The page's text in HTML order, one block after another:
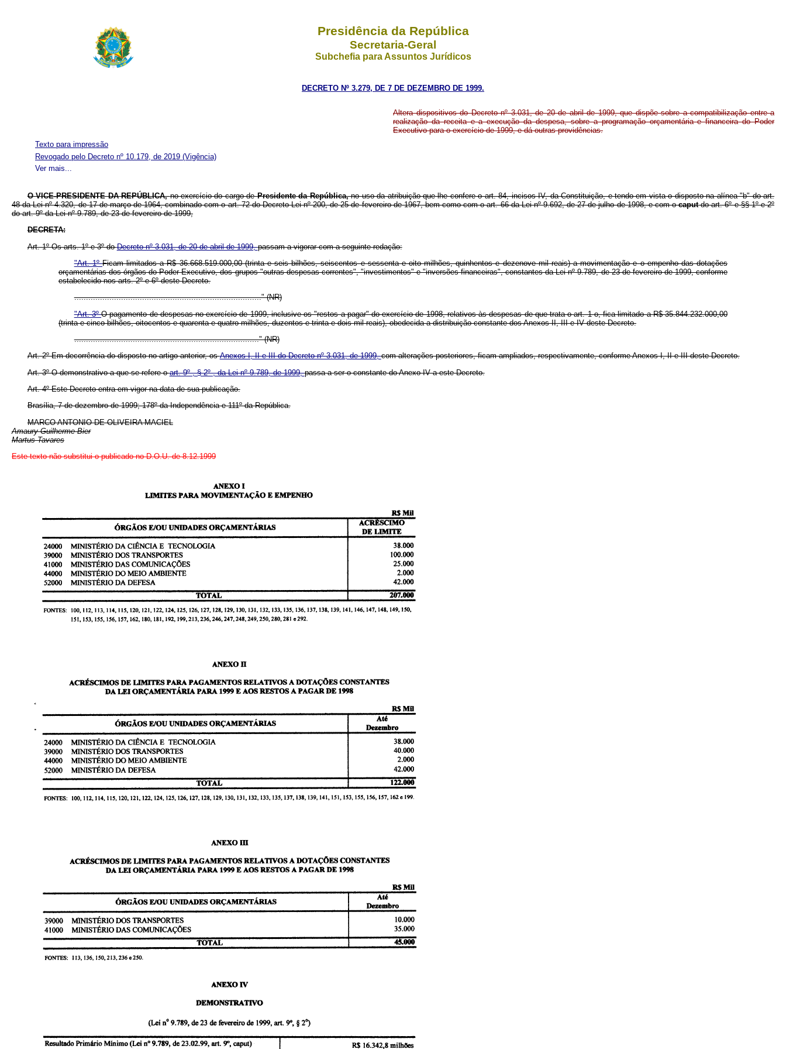
Presidência da República
Secretaria-Geral
Subchefia para Assuntos Jurídicos
DECRETO Nº 3.279, DE 7 DE DEZEMBRO DE 1999.
Altera dispositivos do Decreto nº 3.031, de 20 de abril de 1999, que dispõe sobre a compatibilização entre a
realização da receita e a execução da despesa, sobre a programação orçamentária e financeira do Poder
Executivo para o exercício de 1999, e dá outras providências.
Texto para impressão
Ver mais...
Revogado pelo Decreto nº 10.179, de 2019 (Vigência)
OVICE-PRESIDENTE DA REPÚBLICA,no exercício do cargo dePresidente da República,no uso da atribuição que lhe confere o art. 84, incisos IV, da Constituição, e tendo em vista o disposto na alínea "b" do art.
48 da Lei nº 4.320, de 17 de março de 1964, combinado com o art. 72 do Decreto-Lei nº 200, de 25 de fevereiro de 1967, bem como com o art. 66 da Lei nº 9.692, de 27 de julho de 1998, e com ocaputdo art. 6º e §§ 1º e 2º
do art. 9º da Lei nº 9.789, de 23 de fevereiro de 1999,
DECRETA:
Art. 1º Os arts. 1º e 3º doDecreto nº 3.031, de 20 de abril de 1999,passam a vigorar com a seguinte redação:
"Art. 1ºFicam limitados a R$ 36.668.519.000,00 (trinta e seis bilhões, seiscentos e sessenta e oito milhões, quinhentos e dezenove mil reais) a movimentação e o empenho das dotações
orçamentárias dos órgãos do Poder Executivo, dos grupos "outras despesas correntes", "investimentos" e "inversões financeiras", constantes da Lei nº 9.789, de 23 de fevereiro de 1999, conforme
estabelecido nos arts. 2º e 6º deste Decreto.
................................................................................" (NR)
"Art. 3ºO pagamento de despesas no exercício de 1999, inclusive os "restos a pagar" do exercício de 1998, relativos às despesas de que trata o art. 1 o, fica limitado a R$ 35.844.232.000,00
(trinta e cinco bilhões, oitocentos e quarenta e quatro milhões, duzentos e trinta e dois mil reais), obedecida a distribuição constante dos Anexos II, III e IV deste Decreto.
..............................................................................." (NR)
Art. 2º Em decorrência do disposto no artigo anterior, osAnexos I, II e III do Decreto nº 3.031, de 1999,com alterações posteriores, ficam ampliados, respectivamente, conforme Anexos I, II e III deste Decreto.
Art. 3º O demonstrativo a que se refere oart. 9º , § 2º , da Lei nº 9.789, de 1999,passa a ser o constante do Anexo IV a este Decreto.
Art. 4º Este Decreto entra em vigor na data de sua publicação.
Brasília, 7 de dezembro de 1999; 178º da Independência e 111º da República.
MARCO ANTONIO DE OLIVEIRA MACIEL
Amaury Guilherme Bier
Martus Tavares
Este texto não substitui o publicado no D.O.U. de 8.12.1999